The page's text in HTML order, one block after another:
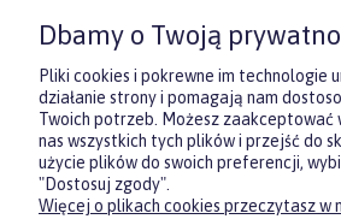
pewności, co
trafione.
Dbamy o Twoją
Pliki cookies i pokrewne im technologie
działanie strony i pomagają nam
Twoich potrzeb. Możesz zaakceptować
nas wszystkich tych plików i przejść do
użycie plików do swoich preferencji,
"Dostosuj zgody".
Więcej o plikach cookies przeczytasz w